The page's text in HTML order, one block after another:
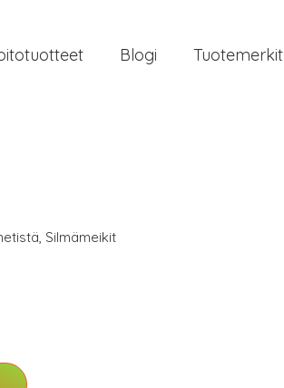
Blogi Tuotemerkit
, Silmämeikit